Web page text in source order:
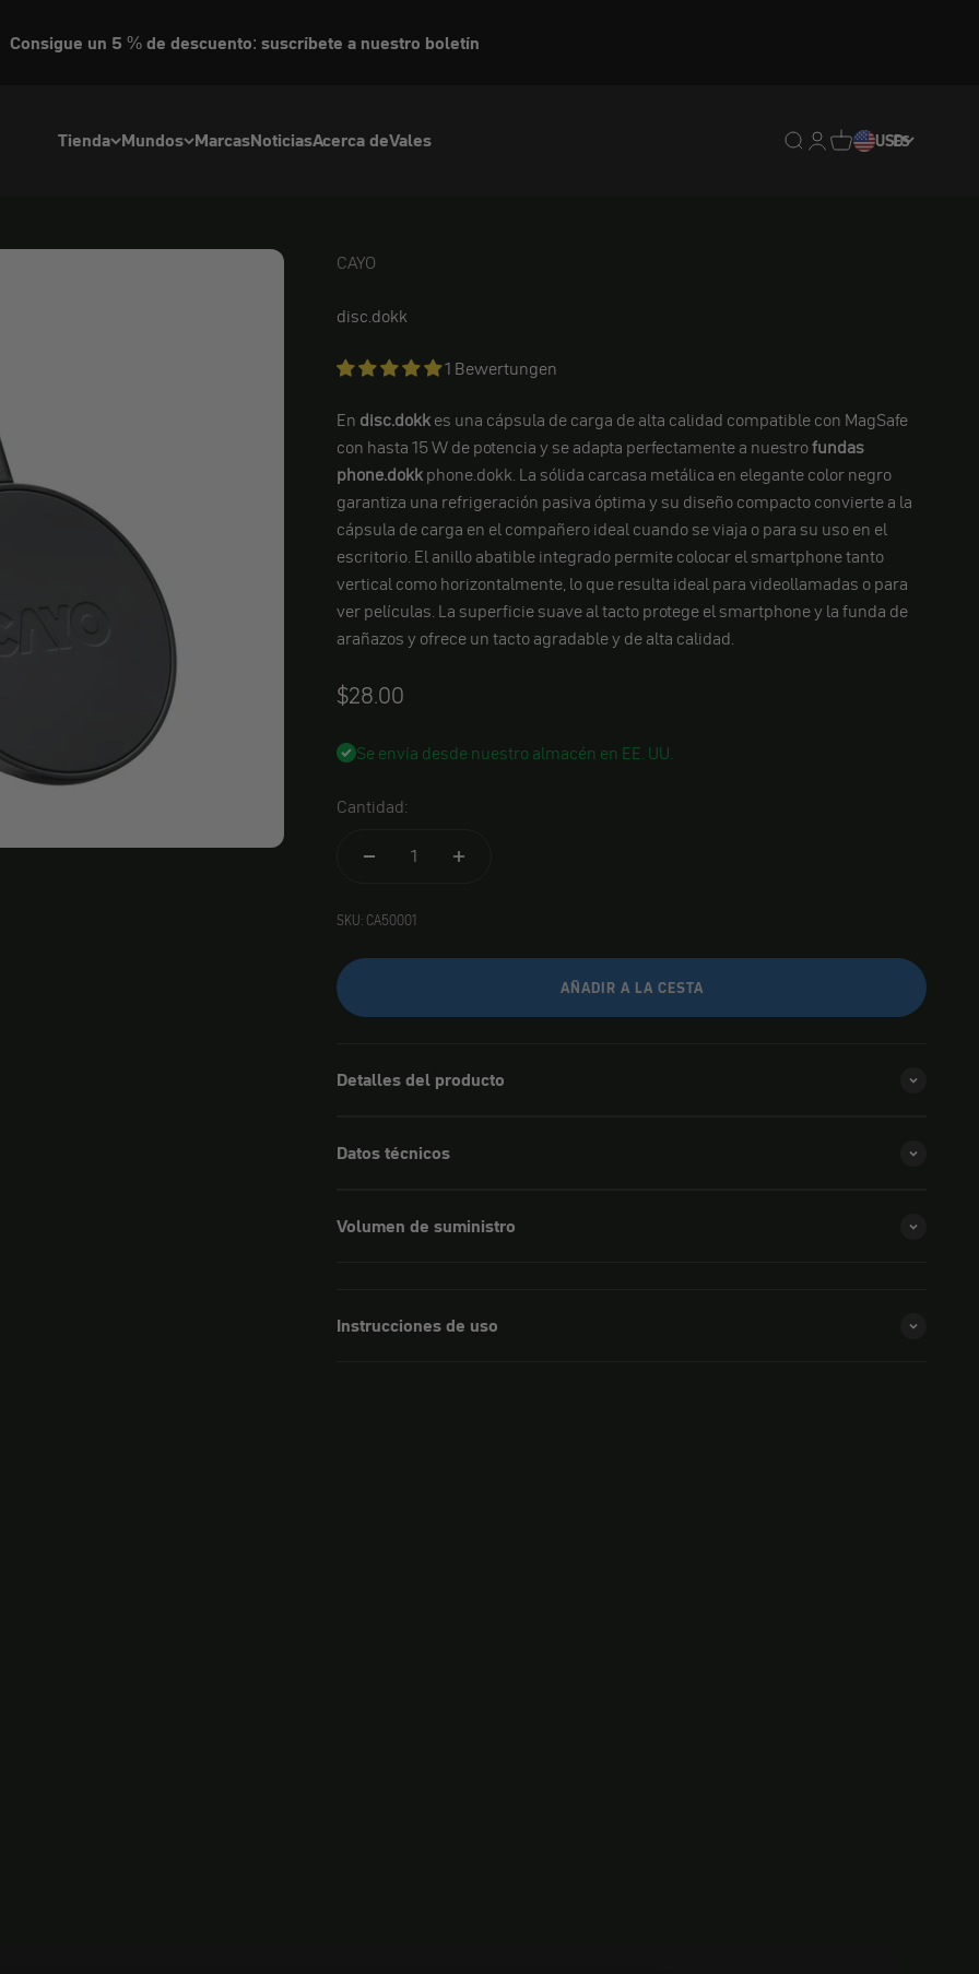
Consigue un 5 % de descuento: suscríbete a nuestro boletín
Tienda Mundos MarcasNoticiasAcerca deVales Traducción pendiente:
Traducción
Traducción
USDES
CAYO
CAYO
disc.dokk
1 Bewertungen
En disc.dokkes una cápsula de carga de alta calidad compatible con MagSafe
con hasta 15 W de potencia y se adapta perfectamente a nuestrofundas
phone.dokkphone.dokk. La sólida carcasa metálica en elegante color negro
garantiza una refrigeración pasiva óptima y su diseño compacto convierte a la
cápsula de carga en el compañero ideal cuando se viaja o para su uso en el
escritorio. El anillo abatible integrado permite colocar el smartphone tanto
vertical como horizontalmente, lo que resulta ideal para videollamadas o para
ver películas. La superficie suave al tacto protege el smartphone y la funda de
arañazos y ofrece un tacto agradable y de alta calidad.
Angebot
$28.00
Se envía desde nuestro almacén en EE. UU.
Cantidad:
SKU: CA50001
AÑADIR A LA CESTA
Detalles del producto
Datos técnicos
Volumen de suministro
Instrucciones de uso